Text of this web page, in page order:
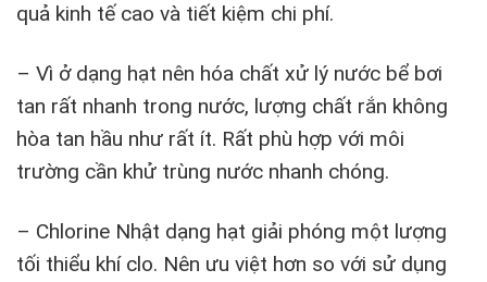
quả kinh tế cao và tiết kiệm chi phí.
– Vì ở dạng hạt nên hóa chất xử lý nước bể bơi
tan rất nhanh trong nước, lượng chất rắn không
hòa tan hầu như rất ít. Rất phù hợp với môi
trường cần khử trùng nước nhanh chóng.
– Chlorine Nhật dạng hạt giải phóng một lượng
tối thiểu khí clo. Nên ưu việt hơn so với sử dụng